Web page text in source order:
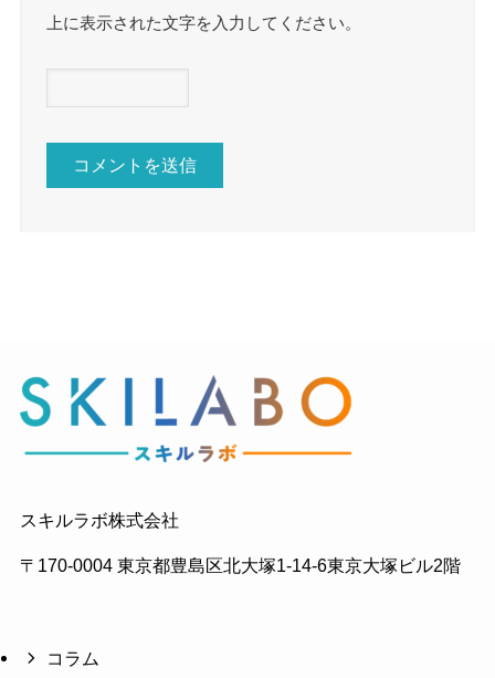
上に表示された文字を入力してください。
スキルラボ株式会社
〒170-0004 東京都豊島区北大塚1-14-6東京大塚ビル2階
コラム